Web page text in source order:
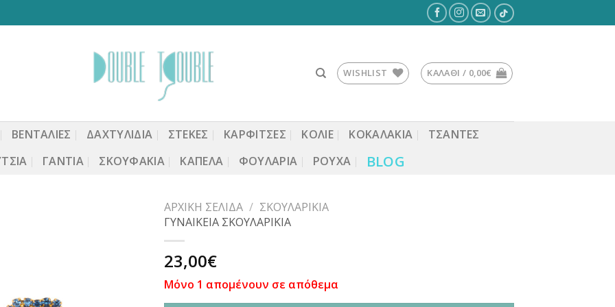
WISHLIST ΚΑΛΆΘΙ / 0,00€
ΒΕΝΤΆΛΙΕΣ ΔΑΧΤΥΛΙΔΙΑ ΣΤΈΚΕΣ ΚΑΡΦΙΤΣΕΣ ΚΟΛΙΕ ΚΟΚΑΛΆΚΙΑ
ΤΣΆΝΤΕΣ
ΓΆΝΤΙΑ ΣΚΟΥΦΆΚΙΑ ΚΑΠΈΛΑ ΦΟΥΛΆΡΙΑ ΡΟΎΧΑ BLOG
ΑΡΧΙΚΉ ΣΕΛΊΔΑ / ΣΚΟΥΛΑΡΊΚΙΑ
ΓΥΝΑΙΚΕΙΑ ΣΚΟΥΛΑΡΙΚΙΑ
23,00€
Μόνο 1 απομένουν σε απόθεμα